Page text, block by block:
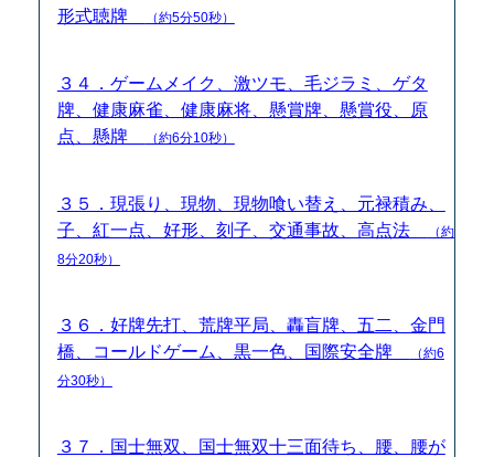
形式聴牌
（約5分50秒）
３４．ゲームメイク、激ツモ、毛ジラミ、ゲタ
牌、健康麻雀、健康麻将、懸賞牌、懸賞役、原
点、懸牌
（約6分10秒）
３５．現張り、現物、現物喰い替え、元禄積み、
子、紅一点、好形、刻子、交通事故、高点法
（約
8分20秒）
３６．好牌先打、荒牌平局、轟盲牌、五二、金門
橋、コールドゲーム、黒一色、国際安全牌
（約6
分30秒）
３７．国士無双、国士無双十三面待ち、腰、腰が